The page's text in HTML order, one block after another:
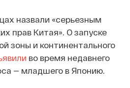
назвали «серьезным
прав Китая». О запуске
зоны и континентального
во время недавнего
— младшего в Японию.